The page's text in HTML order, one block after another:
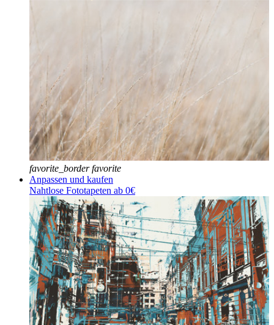
favorite_border favorite
Anpassen und kaufen
Nahtlose Fototapeten ab 0€